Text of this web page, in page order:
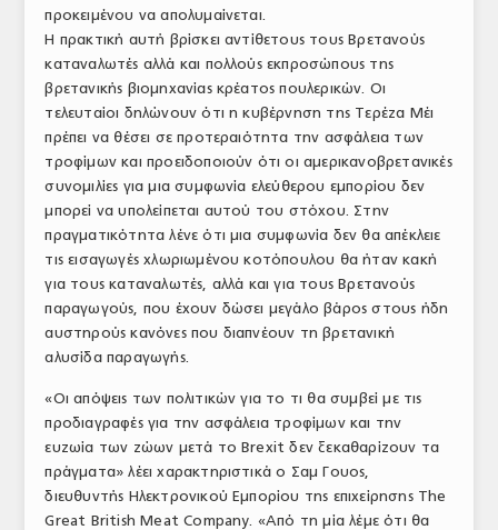
ΤΟ ΠΕΡΙΟΔΙΚΟ
Profile
ΑΡΧΕΙΟ ΤΕΥΧΩΝ
ΣΥΝΕΔΡΙΟ ΚΡΕΑΤΟΣ
προκειμένου να απολυμαίνεται.
Η πρακτική αυτή βρίσκει αντίθετους τους Βρετανούς
καταναλωτές αλλά και πολλούς εκπροσώπους της
βρετανικής βιομηχανίας κρέατος πουλερικών. Οι
τελευταίοι δηλώνουν ότι η κυβέρνηση της Τερέζα Μέι
πρέπει να θέσει σε προτεραιότητα την ασφάλεια των
τροφίμων και προειδοποιούν ότι οι αμερικανοβρετανικές
συνομιλίες για μια συμφωνία ελεύθερου εμπορίου δεν
μπορεί να υπολείπεται αυτού του στόχου. Στην
πραγματικότητα λένε ότι μια συμφωνία δεν θα απέκλειε
τις εισαγωγές χλωριωμένου κοτόπουλου θα ήταν κακή
για τους καταναλωτές, αλλά και για τους Βρετανούς
παραγωγούς, που έχουν δώσει μεγάλο βάρος στους ήδη
αυστηρούς κανόνες που διαπνέουν τη βρετανική
αλυσίδα παραγωγής.
«Οι απόψεις των πολιτικών για το τι θα συμβεί με τις
προδιαγραφές για την ασφάλεια τροφίμων και την
ευζωία των ζώων μετά το Brexit δεν ξεκαθαρίζουν τα
πράγματα» λέει χαρακτηριστικά ο Σαμ Γουος,
διευθυντής Ηλεκτρονικού Εμπορίου της επιχείρησης The
Great British Meat Company. «Από τη μία λέμε ότι θα